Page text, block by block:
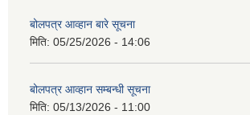
बोलपत्र आव्हान बारे सूचना
मिति: 05/25/2026 - 14:06
बोलपत्र आव्हान सम्बन्धी सूचना
मिति: 05/13/2026 - 11:00